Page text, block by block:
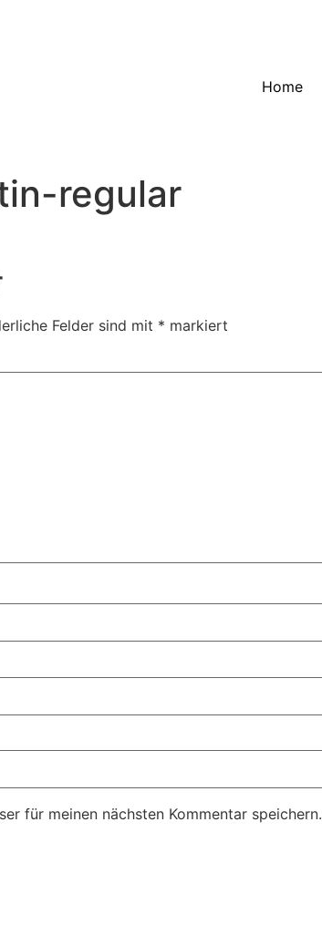
Home
regular
Felder sind mit * markiert
für meinen nächsten Kommentar speichern.